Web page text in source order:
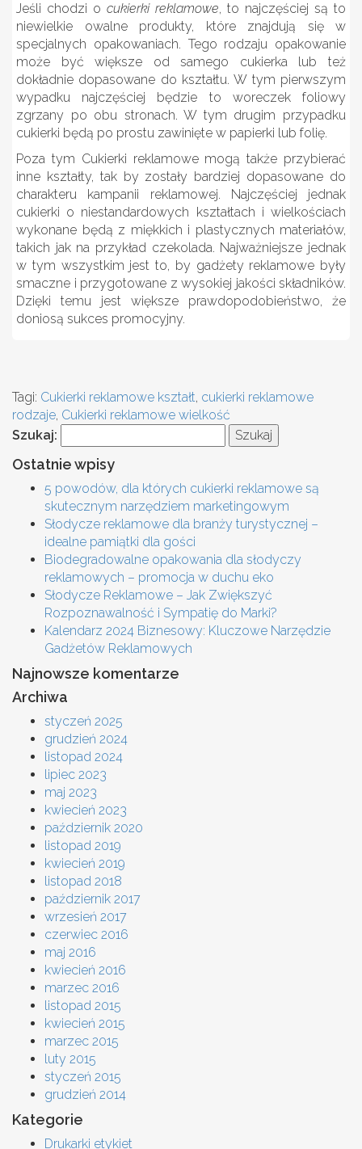
Jeśli chodzi o cukierki reklamowe, to najczęściej są to
niewielkie owalne produkty, które znajdują się w
specjalnych opakowaniach. Tego rodzaju opakowanie
może być większe od samego cukierka lub też
dokładnie dopasowane do kształtu. W tym pierwszym
wypadku najczęściej będzie to woreczek foliowy
zgrzany po obu stronach. W tym drugim przypadku
cukierki będą po prostu zawinięte w papierki lub folię.
Poza tym Cukierki reklamowemogą także przybierać
inne kształty, tak by zostały bardziej dopasowane do
charakteru kampanii reklamowej. Najczęściej jednak
cukierki o niestandardowych kształtach i wielkościach
wykonane będą z miękkich i plastycznych materiałów,
takich jak na przykład czekolada. Najważniejsze jednak
w tym wszystkim jest to, by gadżety reklamowe były
smaczne i przygotowane z wysokiej jakości składników.
Dzięki temu jest większe prawdopodobieństwo, że
doniosą sukces promocyjny.
Tagi: Cukierki reklamowe kształt, cukierki reklamowe
rodzaje, Cukierki reklamowe wielkość
Szukaj:
Ostatnie wpisy
5 powodów, dla których cukierki reklamowe są
skutecznym narzędziem marketingowym
Słodycze reklamowe dla branży turystycznej –
idealne pamiątki dla gości
Biodegradowalne opakowania dla słodyczy
reklamowych – promocja w duchu eko
Słodycze Reklamowe – Jak Zwiększyć
Rozpoznawalność i Sympatię do Marki?
Kalendarz 2024 Biznesowy: Kluczowe Narzędzie
Gadżetów Reklamowych
Najnowsze komentarze
Archiwa
styczeń 2025
grudzień 2024
listopad 2024
lipiec 2023
maj 2023
kwiecień 2023
październik 2020
listopad 2019
kwiecień 2019
listopad 2018
październik 2017
wrzesień 2017
czerwiec 2016
maj 2016
kwiecień 2016
marzec 2016
listopad 2015
kwiecień 2015
marzec 2015
luty 2015
styczeń 2015
grudzień 2014
Kategorie
Drukarki etykiet